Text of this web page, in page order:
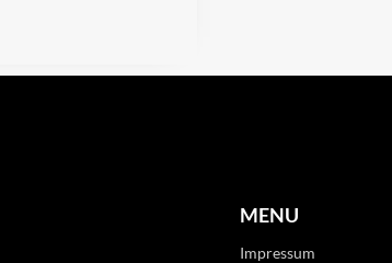
MENU
Impressum